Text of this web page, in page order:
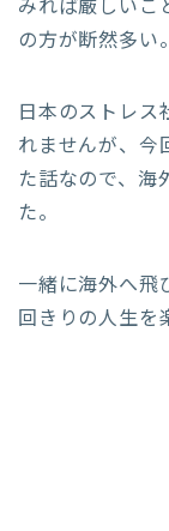
みれば厳しいこ
の方が断然多い。
日本のストレス
れませんが、今
た話なので、海
た。
一緒に海外へ飛
回きりの人生を